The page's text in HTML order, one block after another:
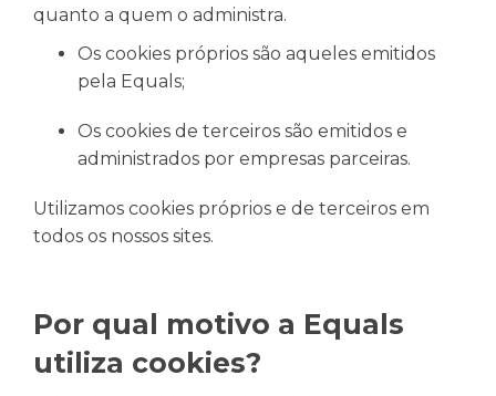
quanto a quem o administra.
Os cookies próprios são aqueles emitidos
pela Equals;
Os cookies de terceiros são emitidos e
administrados por empresas parceiras.
Utilizamos cookies próprios e de terceiros em
todos os nossos sites.
Por qual motivo a Equals
utiliza cookies?